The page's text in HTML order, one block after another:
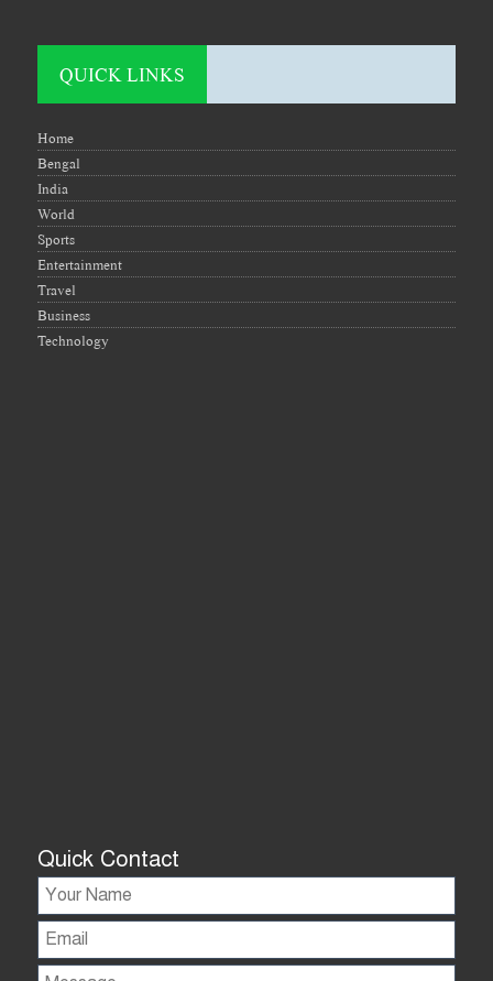
QUICK LINKS
Home
Bengal
India
World
Sports
Entertainment
Travel
Business
Technology
Quick Contact